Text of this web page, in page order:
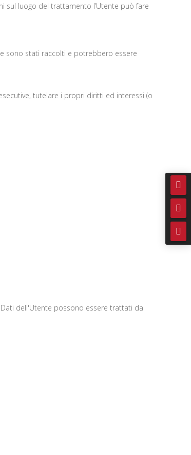
sul luogo del trattamento l’Utente può fare
sono stati raccolti e potrebbero essere
tutelare i propri diritti ed interessi (o
dell'Utente possono essere trattati da


